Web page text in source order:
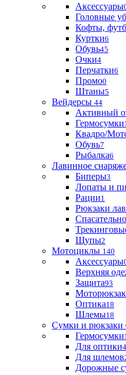
Аксессуары
Головные
Кофты,
Куртки6
Обувь45
Очки4
Перчатки6
Промо0
Штаны5
Вейдерсы 44
Активный
Гермосумки
Квадро/
Обувь7
Рыбалка6
Лавинное
Биперы3
Лопаты и
Рации1
Рюкзаки
Щупы2
Мотоциклы 140
Аксессуары
Верхняя
Защита93
Оптика18
Шлемы18
Сумки и рюкзаки
Гермосумки
Для оптики4
Для шлемов
Дорожные